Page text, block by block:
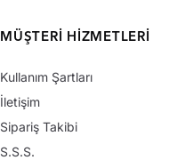
MÜŞTERI HIZMETLERI
Kullanım Şartları
İletişim
Sipariş Takibi
S.S.S.